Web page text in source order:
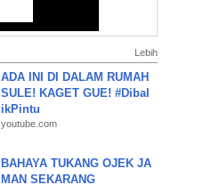
Lebih
ADA INI DI DALAM RUMAH
SULE! KAGET GUE! #Dibal
ikPintu
youtube.com
BAHAYA TUKANG OJEK JA
MAN SEKARANG